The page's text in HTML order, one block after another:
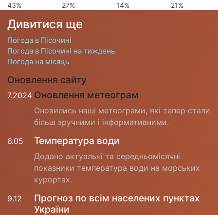
43%
27% 14% 21%
Дивитися ще
Погода в Пісочині
Погода в Пісочині на тиждень
Погода на місяць
Оновлення сайту
7.2024 Оновлення метеограм
Оновились наші метеограми, які тепер стали
більш зручними і інформативними.
6.05
Температура води
Додано актуальні та середньомісячні
показники температура води на морських
курортах.
9.12
Прогноз по всім населених пунктах
України